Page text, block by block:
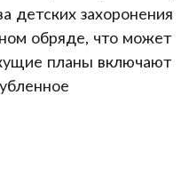
детских захоронения
обряде, что может
планы включают